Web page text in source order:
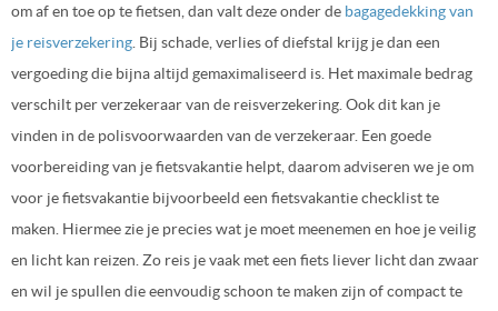
om af en toe op te fietsen, dan valt deze onder de bagagedekking van
je reisverzekering . Bij schade, verlies of diefstal krijg je dan een
vergoeding die bijna altijd gemaximaliseerd is. Het maximale bedrag
verschilt per verzekeraar van de reisverzekering. Ook dit kan je
vinden in de polisvoorwaarden van de verzekeraar. Een goede
voorbereiding van je fietsvakantie helpt, daarom adviseren we je om
voor je fietsvakantie bijvoorbeeld een fietsvakantie checklist te
maken. Hiermee zie je precies wat je moet meenemen en hoe je veilig
en licht kan reizen. Zo reis je vaak met een fiets liever licht dan zwaar
en wil je spullen die eenvoudig schoon te maken zijn of compact te